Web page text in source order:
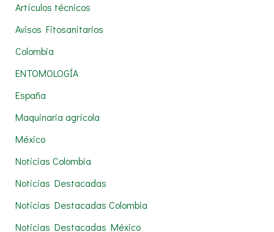
r
p
o
r
:
Artículos técnicos
Avisos Fitosanitarios
Colombia
ENTOMOLOGÍA
España
Maquinaria agrícola
México
Noticias Colombia
Noticias Destacadas
Noticias Destacadas Colombia
Noticias Destacadas México